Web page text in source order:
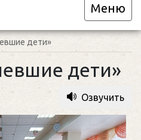
Меню
дети»
дети»
Озвучить